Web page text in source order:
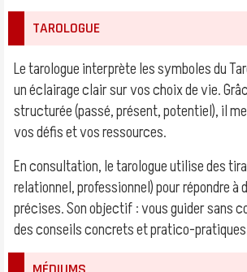
TAROLOGUE
Le tarologue interprète les symboles du
un éclairage clair sur vos choix de vie.
structurée (passé, présent, potentiel), il
vos défis et vos ressources.
En consultation, le tarologue utilise des
relationnel, professionnel) pour répondre à
précises. Son objectif : vous guider sans
des conseils concrets et pratico-